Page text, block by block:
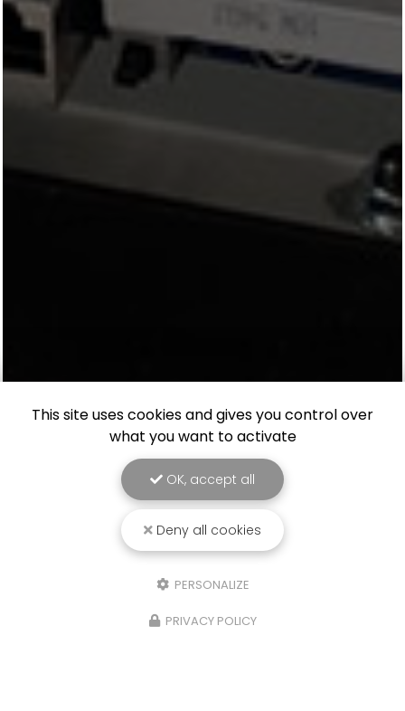
This site uses cookies and gives you control over
what you want to activate
OK, accept all
Deny all cookies
PERSONALIZE
PRIVACY POLICY